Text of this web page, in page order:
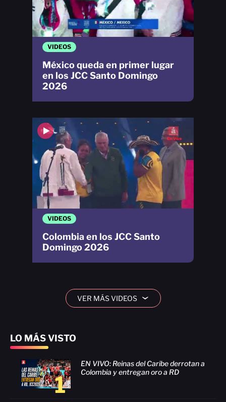
LO MÁS VISTO
1
EN VIVO: Reinas del Caribe derrotan a
Colombia y entregan oro a RD
VIDEOS
Colombia en los JCC Santo
Domingo 2026
VIDEOS
México queda en primer lugar
en los JCC Santo Domingo
2026
VER MÁS VIDEOS ›